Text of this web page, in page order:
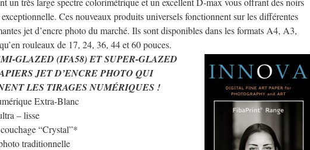
Ces nouveaux produits universels fonctionnent sur les différentes
jet d’encre photo du marché. Ils sont disponibles dans les formats A4, A3,
rouleaux de 17, 24, 36, 44 et 60 pouces.
GLAZED (IFA58) ET SUPER-GLAZED
JET D’ENCRE PHOTO QUI
LES TIRAGES NUMÉRIQUES !
Extra-Blanc
– lisse
“Crystal”*
traditionnelle